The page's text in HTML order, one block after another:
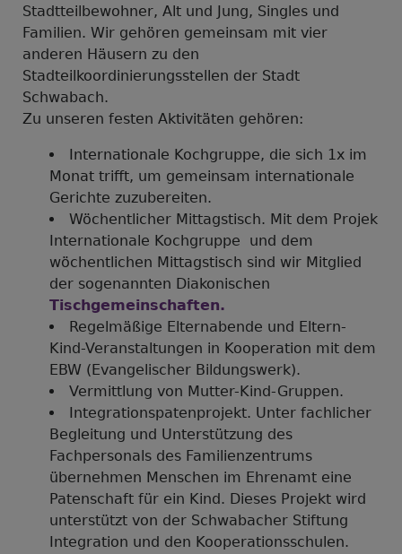
Stadtteilbewohner, Alt und Jung, Singles und
Familien. Wir gehören gemeinsam mit vier
anderen Häusern zu den
Stadteilkoordinierungsstellen der Stadt
Schwabach.
Zu unseren festen Aktivitäten gehören:
Internationale Kochgruppe, die sich 1x im
Monat trifft, um gemeinsam internationale
Gerichte zuzubereiten.
Wöchentlicher Mittagstisch. Mit dem Projek
Internationale Kochgruppe und dem
wöchentlichen Mittagstisch sind wir Mitglied
der sogenannten Diakonischen
Tischgemeinschaften.
Regelmäßige Elternabende und Eltern-
Kind-Veranstaltungen in Kooperation mit dem
EBW (Evangelischer Bildungswerk).
Vermittlung von Mutter-Kind-Gruppen.
Integrationspatenprojekt. Unter fachlicher
Begleitung und Unterstützung des
Fachpersonals des Familienzentrums
übernehmen Menschen im Ehrenamt eine
Patenschaft für ein Kind. Dieses Projekt wird
unterstützt von der Schwabacher Stiftung
Integration und den Kooperationsschulen.